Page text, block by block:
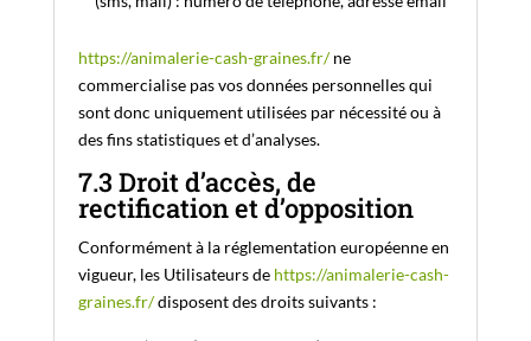
https://animalerie-cash-graines.fr/ne
commercialise pas vos données personnelles qui
sont donc uniquement utilisées par nécessité ou à
des fins statistiques et d’analyses.
7.3 Droit d’accès, de
rectification et d’opposition
Conformément à la réglementation européenne en
vigueur, les Utilisateurs de https://animalerie-cash-
graines.fr/disposent des droits suivants :